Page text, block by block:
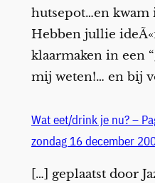
hutsepot…en kwam
Hebben jullie
klaarmaken in een
mij weten!… en bij
Wat eet/drink je nu? –
zondag 16 december
[…] geplaatst door